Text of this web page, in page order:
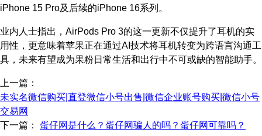
iPhone 15 Pro及后续的iPhone 16系列。
业内人士指出，AirPods Pro 3的这一更新不仅提升了耳机的实
用性，更意味着苹果正在通过AI技术将耳机转变为跨语言沟通工
具，未来有望成为果粉日常生活和出行中不可或缺的智能助手。
上一篇：
未实名微信购买|直登微信小号出售|微信企业账号购买|微信小号
交易网
下一篇： 蛋仔网是什么？蛋仔网骗人的吗？蛋仔网可靠吗？